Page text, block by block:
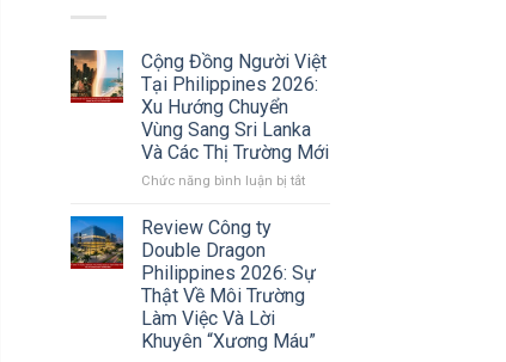
Cộng Đồng Người Việt
Tại Philippines 2026:
Xu Hướng Chuyển
Vùng Sang Sri Lanka
Và Các Thị Trường Mới
Chức năng bình luận bị tắtở
Tại
Philippines
Xu
Review Công ty
Double Dragon
Philippines 2026: Sự
Thật Về Môi Trường
Làm Việc Và Lời
Khuyên “Xương Máu”